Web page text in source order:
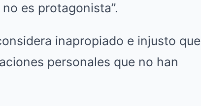
es protagonista”.
inapropiado e injusto que
personales que no han